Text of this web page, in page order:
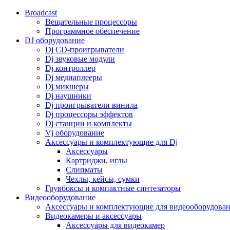
Broadcast
Вещательные процессоры
Программное обеспечение
DJ оборудование
Dj CD-проигрыватели
Dj звуковые модули
Dj контроллер
Dj медиаплееры
Dj микшеры
Dj наушники
Dj проигрыватели винила
Dj процессоры эффектов
Dj станции и комплекты
Vj оборудование
Аксессуары и комплектующие для Dj
Аксессуары
Картриджи, иглы
Слипматы
Чехлы, кейсы, сумки
Грувбоксы и компактные синтезаторы
Видеооборудование
Аксессуары и комплектующие для
Видеокамеры и аксессуары
Аксессуары для видеокамер